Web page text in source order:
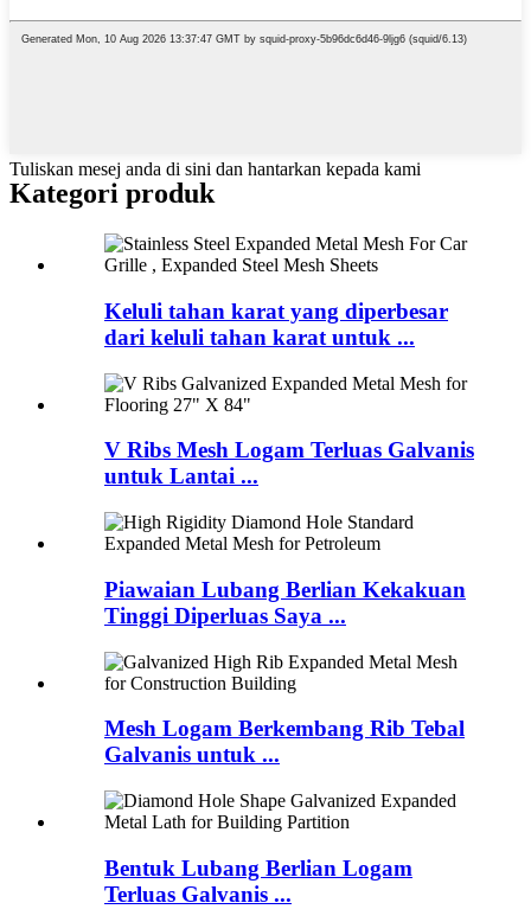
Tuliskan mesej anda di sini dan hantarkan kepada kami
Kategori produk
Keluli tahan karat yang diperbesar
dari keluli tahan karat untuk ...
V Ribs Mesh Logam Terluas Galvanis
untuk Lantai ...
Piawaian Lubang Berlian Kekakuan
Tinggi Diperluas Saya ...
Mesh Logam Berkembang Rib Tebal
Galvanis untuk ...
Bentuk Lubang Berlian Logam
Terluas Galvanis ...